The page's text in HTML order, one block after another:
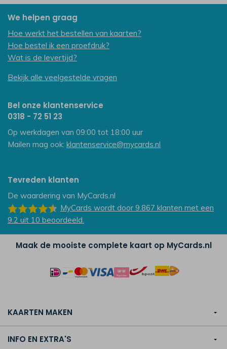
We helpen graag
Hoe werkt het bestellen van kaarten?
Hoe bestel ik een proefdruk?
Wat is de levertijd?
Bekijk alle veelgestelde vragen
Bel onze klantenservice
0318 - 72 51 23
Op werkdagen van 09:00 tot 18:00 uur
Mailen mag ook: klantenservice@mycards.nl
Tevreden klanten
De waardering van MyCards.nl
MyCards wordt door 9.867 klanten met een
9.2 uit 10 beoordeeld.
Maak de mooiste complete kaart op MyCards.nl
KAARTEN MAKEN
INFO EN EXTRA'S